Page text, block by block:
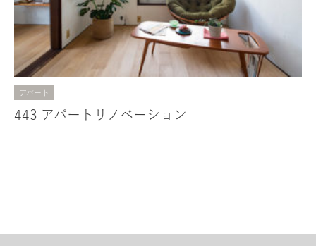
アパート
443 アパートリノベーション